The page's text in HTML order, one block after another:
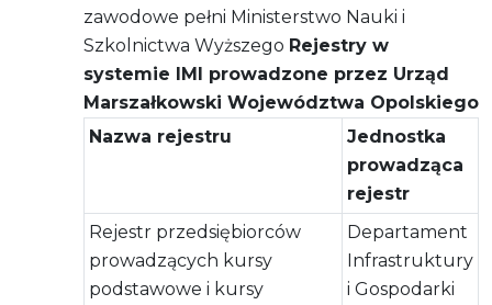
zawodowe pełni Ministerstwo Nauki i
Szkolnictwa Wyższego Rejestry w
systemie IMI prowadzone przez Urząd
Marszałkowski Województwa Opolskiego
Nazwa rejestru
Jednostka
prowadząca
rejestr
Rejestr przedsiębiorców
prowadzących kursy
podstawowe i kursy
Departament
Infrastruktury
i Gospodarki